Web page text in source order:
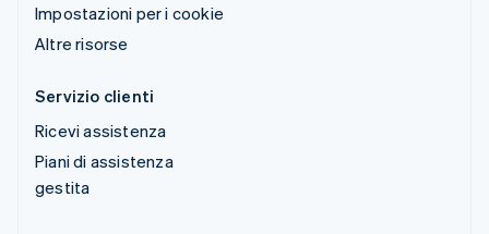
Impostazioni per i cookie
Altre risorse
Servizio clienti
Ricevi assistenza
Piani di assistenza
gestita